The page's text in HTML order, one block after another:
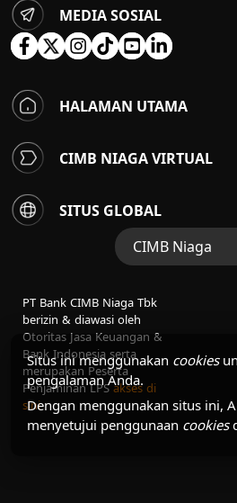
Situs ini menggunakan cookies
pengalaman Anda.
Dengan menggunakan situs ini,
menyetujui penggunaan cookies
MEDIA SOSIAL
HALAMAN UTAMA
CIMB NIAGA VIRTUAL
SITUS GLOBAL
CIMB Niaga
Perbankan Konsumen
Perbankan Syariah
PT Bank CIMB Niaga Tbk
berizin & diawasi oleh
Otoritas Jasa Keuangan &
Bank Indonesia serta
merupakan Peserta
Penjaminan LPSakses di
sini